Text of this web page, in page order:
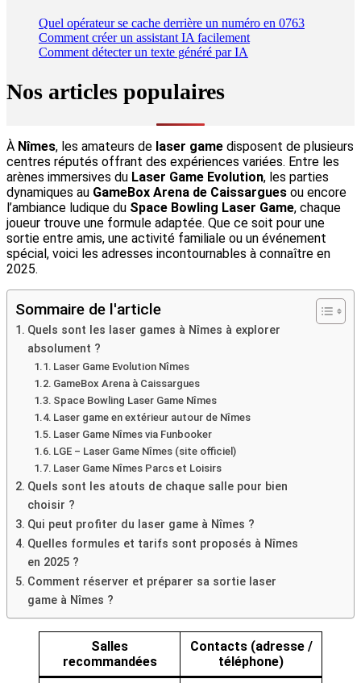
Quel opérateur se cache derrière un numéro en 0763
Comment créer un assistant IA facilement
Comment détecter un texte généré par IA
Nos articles populaires
À Nîmes, les amateurs de laser game disposent de plusieurs
centres réputés offrant des expériences variées. Entre les
arènes immersives du Laser Game Evolution, les parties
dynamiques au GameBox Arena de Caissargues ou encore
l’ambiance ludique du Space Bowling Laser Game, chaque
joueur trouve une formule adaptée. Que ce soit pour une
sortie entre amis, une activité familiale ou un événement
spécial, voici les adresses incontournables à connaître en
2025.
Sommaire de l'article
Quels sont les laser games à Nîmes à explorer
absolument ?
Laser Game Evolution Nîmes
GameBox Arena à Caissargues
Space Bowling Laser Game Nîmes
Laser game en extérieur autour de Nîmes
Laser Game Nîmes via Funbooker
LGE – Laser Game Nîmes (site officiel)
Laser Game Nîmes Parcs et Loisirs
Quels sont les atouts de chaque salle pour bien
choisir ?
Qui peut profiter du laser game à Nîmes ?
Quelles formules et tarifs sont proposés à Nîmes
en 2025 ?
Comment réserver et préparer sa sortie laser
game à Nîmes ?
Salles
recommandées
Contacts (adresse /
téléphone)